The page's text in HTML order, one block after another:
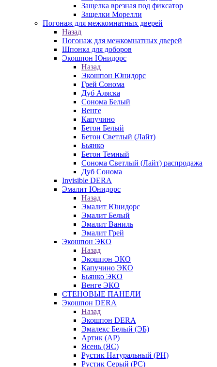
Защелка врезная под фиксатор
Защелки Морелли
Погонаж для межкомнатных дверей
Назад
Погонаж для межкомнатных дверей
Шпонка для доборов
Экошпон Юнидорс
Назад
Экошпон Юнидорс
Грей Сонома
Дуб Аляска
Сонома Белый
Венге
Капучино
Бетон Белый
Бетон Светлый (Лайт)
Бьянко
Бетон Темный
Сонома Светлый (Лайт) распродажа
Дуб Сонома
Invisible DERA
Эмалит Юнидорс
Назад
Эмалит Юнидорс
Эмалит Белый
Эмалит Ваниль
Эмалит Грей
Экошпон ЭКО
Назад
Экошпон ЭКО
Капучино ЭКО
Бьянко ЭКО
Венге ЭКО
СТЕНОВЫЕ ПАНЕЛИ
Экошпон DERA
Назад
Экошпон DERA
Эмалекс Белый (ЭБ)
Артик (АР)
Ясень (ЯС)
Рустик Натуральный (РН)
Рустик Серый (РС)